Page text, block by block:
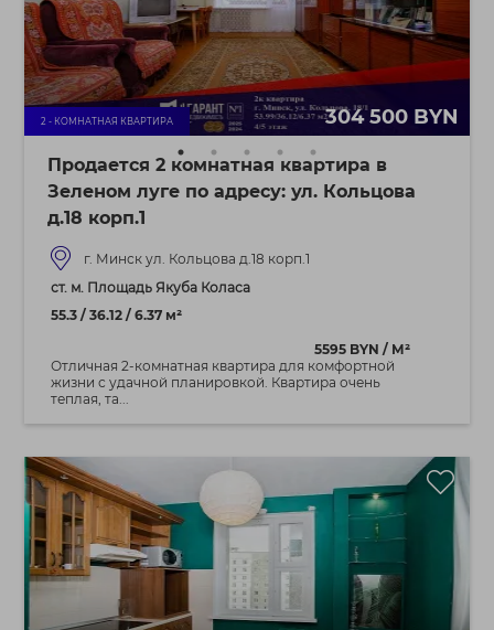
2 - КОМНАТНАЯ КВАРТИРА 304 500 BYN
Продается 2 комнатная квартира в
Зеленом луге по адресу: ул. Кольцова
д.18 корп.1
г. Минск ул. Кольцова д.18 корп.1
ст. м. Площадь Якуба Коласа
55.3 / 36.12 / 6.37 м²
5595 BYN / М²
Отличная 2-комнатная квартира для комфортной
жизни с удачной планировкой. Квартира очень
теплая, та...